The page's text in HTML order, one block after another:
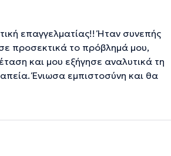
επαγγελματίας!! Ήταν συνεπής
προσεκτικά το πρόβλημά μου,
και μου εξήγησε αναλυτικά τη
Ένιωσα εμπιστοσύνη και θα